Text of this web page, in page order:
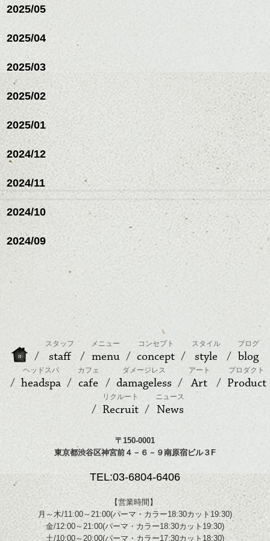
ルカラー/髪質改善/TOKIOト
ミニボブ/抜け感ショート/バ
ヘアカラー/ハイライト/ダブ
リートメント/ブリーチ/イン
ナーカラー/イルミナカラー/
ミニボブ/抜け感ショート/バ
レイヤージュ/縮毛矯
2025/05
2025/04
2025/03
2025/02
2025/01
2024/12
2024/11
2024/10
2024/09
スタッフ
staff
メニュー
menu
コンセプト
concept
スタイル
style
ブログ
blog
ヘッドスパ
headspa
カフェ
cafe
ダメージレス
damageless
アート
Art
プロダクト
Product
リクルート
Recruit
ニュース
News
〒150-0001
東京都渋谷区神宮前４－６－９南原宿ビル３F
TEL:03-6804-6406
【営業時間】
月～木/11:00～21:00(パーマ・カラー18:30カット19:30)
金/12:00～21:00(パーマ・カラー18:30カット19:30)
土/10:00～20:00(パーマ・カラー17:30カット18:30)